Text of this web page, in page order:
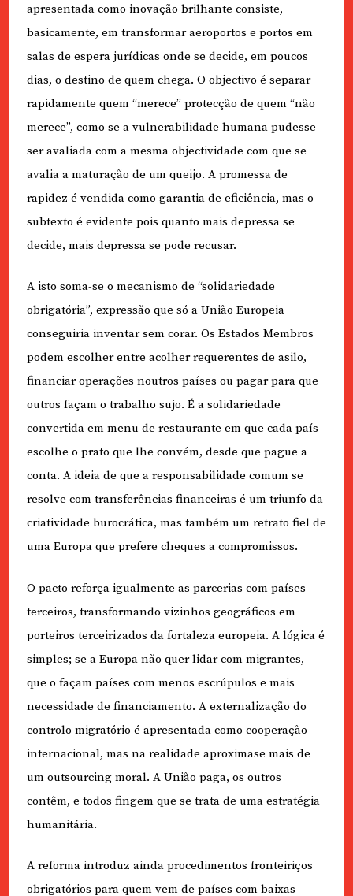
apresentada como inovação brilhante consiste,
basicamente, em transformar aeroportos e portos em
salas de espera jurídicas onde se decide, em poucos
dias, o destino de quem chega. O objectivo é separar
rapidamente quem “merece” protecção de quem “não
merece”, como se a vulnerabilidade humana pudesse
ser avaliada com a mesma objectividade com que se
avalia a maturação de um queijo. A promessa de
rapidez é vendida como garantia de eficiência, mas o
subtexto é evidente pois quanto mais depressa se
decide, mais depressa se pode recusar.
A isto soma-se o mecanismo de “solidariedade
obrigatória”, expressão que só a União Europeia
conseguiria inventar sem corar. Os Estados Membros
podem escolher entre acolher requerentes de asilo,
financiar operações noutros países ou pagar para que
outros façam o trabalho sujo. É a solidariedade
convertida em menu de restaurante em que cada país
escolhe o prato que lhe convém, desde que pague a
conta. A ideia de que a responsabilidade comum se
resolve com transferências financeiras é um triunfo da
criatividade burocrática, mas também um retrato fiel de
uma Europa que prefere cheques a compromissos.
O pacto reforça igualmente as parcerias com países
terceiros, transformando vizinhos geográficos em
porteiros terceirizados da fortaleza europeia. A lógica é
simples; se a Europa não quer lidar com migrantes,
que o façam países com menos escrúpulos e mais
necessidade de financiamento. A externalização do
controlo migratório é apresentada como cooperação
internacional, mas na realidade aproximase mais de
um outsourcing moral. A União paga, os outros
contêm, e todos fingem que se trata de uma estratégia
humanitária.
A reforma introduz ainda procedimentos fronteiriços
obrigatórios para quem vem de países com baixas